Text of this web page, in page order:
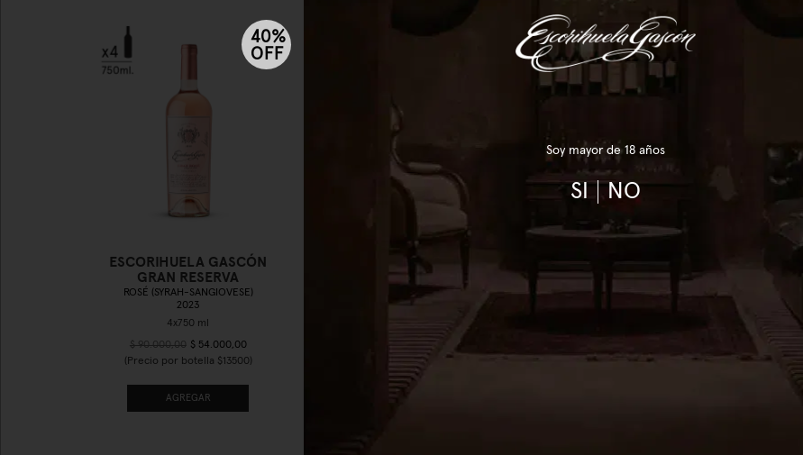
40%
OFF
ESCORIHUELA GASCÓN
GRAN RESERVA
ROSÉ (SYRAH-SANGIOVESE)
2023
$ 90.000,00 $ 54.000,00
(Precio por botella $13500)
AGREGAR
40%
OFF
ESCORIHUELA GASCÓN
$ 84.000,00
(Precio por botella $8400)
CABERNET FRANC
(Precio por botella $8400)
Soy mayor de 18 años
SI NO